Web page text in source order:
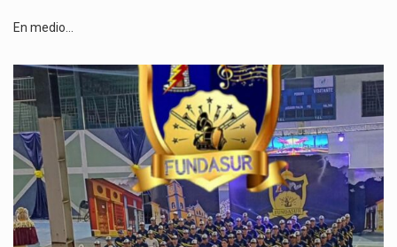
En medio…